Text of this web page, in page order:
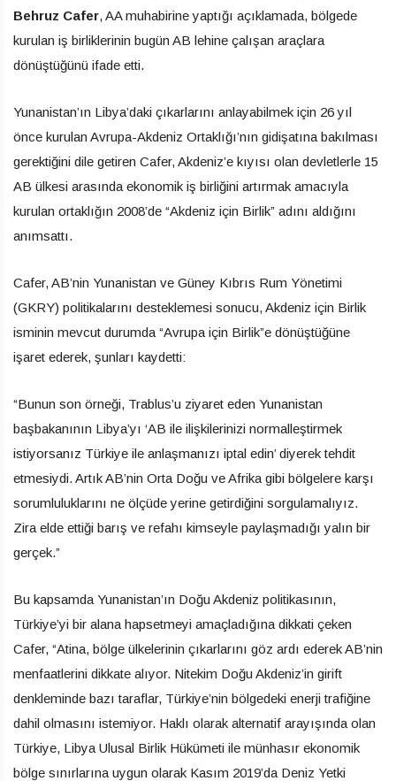
Behruz Cafer, AA muhabirine yaptığı açıklamada, bölgede
kurulan iş birliklerinin bugün AB lehine çalışan araçlara
dönüştüğünü ifade etti.
Yunanistan’ın Libya’daki çıkarlarını anlayabilmek için 26 yıl
önce kurulan Avrupa-Akdeniz Ortaklığı’nın gidişatına bakılması
gerektiğini dile getiren Cafer, Akdeniz’e kıyısı olan devletlerle 15
AB ülkesi arasında ekonomik iş birliğini artırmak amacıyla
kurulan ortaklığın 2008’de “Akdeniz için Birlik” adını aldığını
anımsattı.
Cafer, AB’nin Yunanistan ve Güney Kıbrıs Rum Yönetimi
(GKRY) politikalarını desteklemesi sonucu, Akdeniz için Birlik
isminin mevcut durumda “Avrupa için Birlik”e dönüştüğüne
işaret ederek, şunları kaydetti:
“Bunun son örneği, Trablus’u ziyaret eden Yunanistan
başbakanının Libya’yı ‘AB ile ilişkilerinizi normalleştirmek
istiyorsanız Türkiye ile anlaşmanızı iptal edin’ diyerek tehdit
etmesiydi. Artık AB’nin Orta Doğu ve Afrika gibi bölgelere karşı
sorumluluklarını ne ölçüde yerine getirdiğini sorgulamalıyız.
Zira elde ettiği barış ve refahı kimseyle paylaşmadığı yalın bir
gerçek.”
Bu kapsamda Yunanistan’ın Doğu Akdeniz politikasının,
Türkiye’yi bir alana hapsetmeyi amaçladığına dikkati çeken
Cafer, “Atina, bölge ülkelerinin çıkarlarını göz ardı ederek AB’nin
menfaatlerini dikkate alıyor. Nitekim Doğu Akdeniz’in girift
denkleminde bazı taraflar, Türkiye’nin bölgedeki enerji trafiğine
dahil olmasını istemiyor. Haklı olarak alternatif arayışında olan
Türkiye, Libya Ulusal Birlik Hükümeti ile münhasır ekonomik
bölge sınırlarına uygun olarak Kasım 2019’da Deniz Yetki